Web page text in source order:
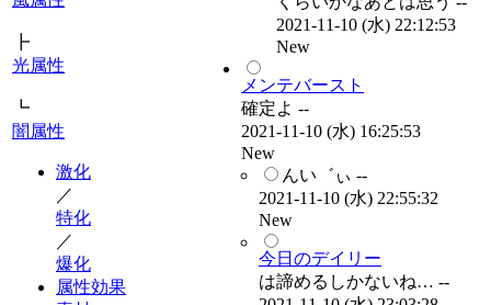
┣
光属性
┗
闇属性
激化
／
特化
／
爆化
属性効果
2021-11-10 (水) 22:12:53
New
メンテバースト
確定よ --
2021-11-10 (水) 16:25:53
New
んい゛ぃ --
2021-11-10 (水) 22:55:32
New
今日のデイリー
は諦めるしかないね… --